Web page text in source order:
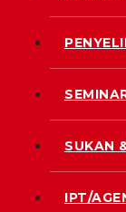
SUKAN
IPT/